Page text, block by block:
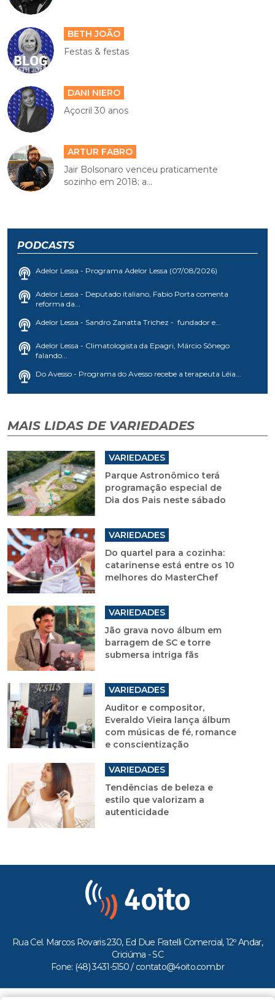
BETH JOÃO
Festas & festas
DANI NIERO
Açocril 30 anos
ARTUR FABRO
Jair Bolsonaro venceu praticamente
sozinho em 2018; a...
PODCASTS
Adelor Lessa - Programa Adelor Lessa (07/08/2026)
Adelor Lessa - Deputado italiano, Fabio Porta comenta
reforma da...
Adelor Lessa - Sandro Zanatta Trichez - fundador e...
Adelor Lessa - Climatologista da Epagri, Márcio Sônego
falando...
Do Avesso - Programa do Avesso recebe a terapeuta Léia...
MAIS LIDAS DE VARIEDADES
VARIEDADES
Parque Astronômico terá
programação especial de
Dia dos Pais neste sábado
VARIEDADES
Do quartel para a cozinha:
catarinense está entre os 10
melhores do MasterChef
VARIEDADES
Jão grava novo álbum em
barragem de SC e torre
submersa intriga fãs
VARIEDADES
Auditor e compositor,
Everaldo Vieira lança álbum
com músicas de fé, romance
e conscientização
VARIEDADES
Tendências de beleza e
estilo que valorizam a
autenticidade
Rua Cel. Marcos Rovaris 230, Ed Due Fratelli Comercial, 12º Andar,
Criciúma - SC
Fone: (48) 3431-5150 / contato@4oito.com.br